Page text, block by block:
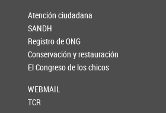
Atención ciudadana
SANDH
Registro de ONG
Conservación y restauración
El Congreso de los chicos
WEBMAIL
TCR